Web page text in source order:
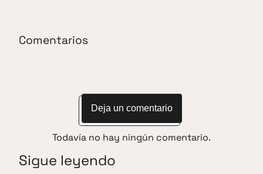
Comentarios
Deja un comentario
Todavía no hay ningún comentario.
Sigue leyendo